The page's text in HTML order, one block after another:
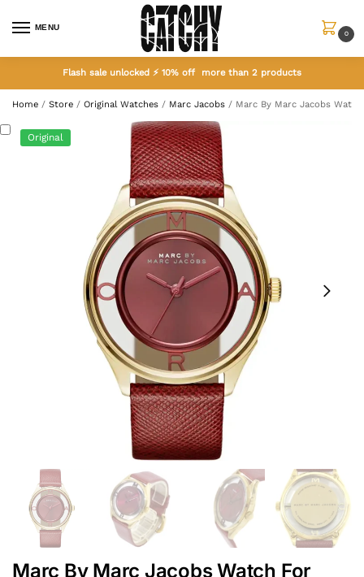
MENU
0
Flash sale unlocked ⚡ 10% off more than 2 products
Home / Store / Original Watches / Marc Jacobs / Marc By Marc Jacobs
Original
Marc By Marc Jacobs Watch For